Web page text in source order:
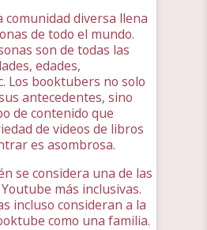
comunidad diversa llena
de todo el mundo.
son de todas las
edades,
Los booktubers no solo
antecedentes, sino
de contenido que
de videos de libros
es asombrosa.
se considera una de las
más inclusivas.
incluso consideran a la
como una familia.